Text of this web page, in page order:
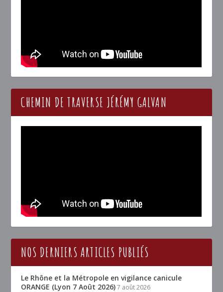
CHEMIN DE TRAVERSE JÉRÉMY GALVAN
NOS DERNIERS ARTICLES PUBLIÉS
Le Rhône et la Métropole en vigilance canicule
ORANGE (Lyon 7 Août 2026) 7 août 2026